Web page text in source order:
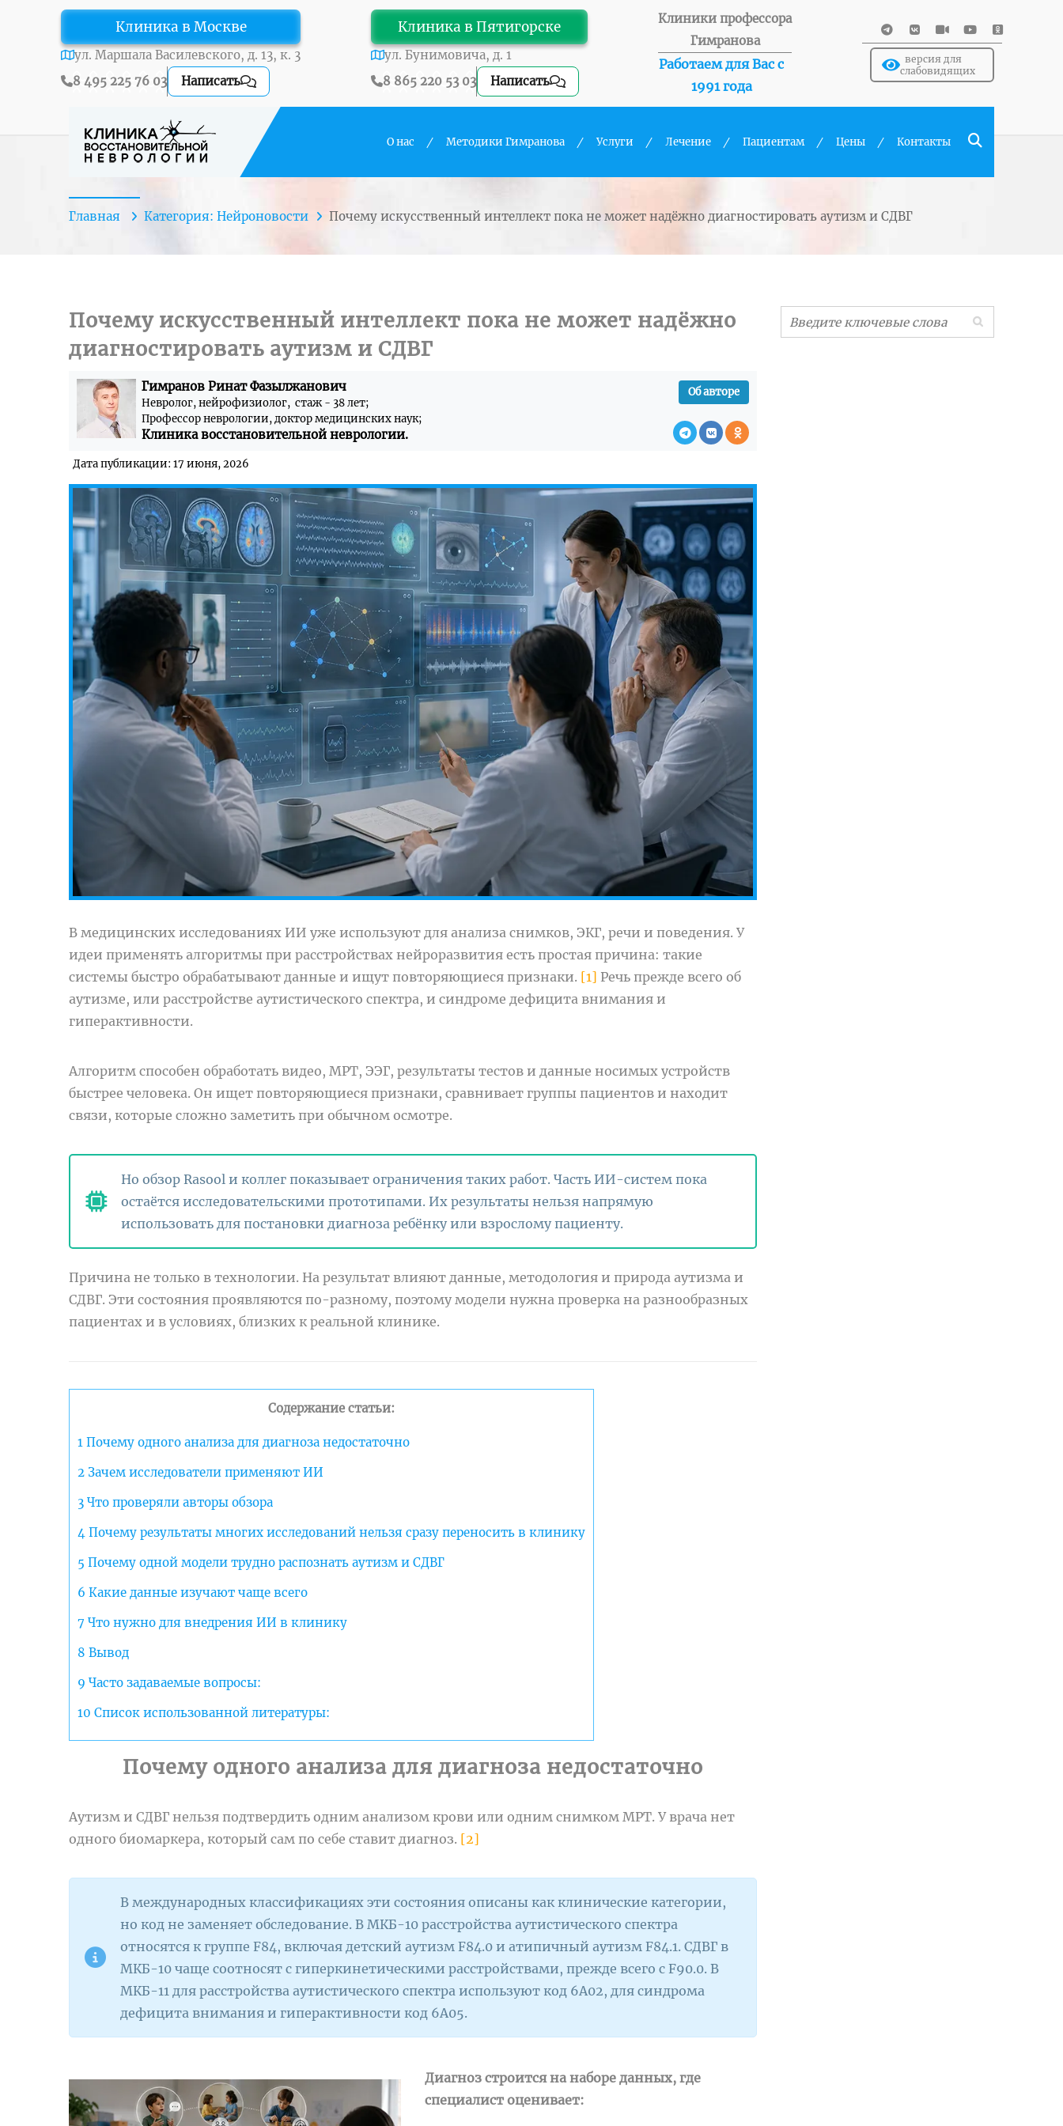
Клиника в Москве
ул. Маршала Василевского, д. 13, к. 3
8 495 225 76 03
Написать
Клиника в Пятигорске
ул. Бунимовича, д. 1
8 865 220 53 03
Написать
Клиники профессора
Гимранова
Работаем для Вас с
1991 года
версия для
слабовидящих
О нас Методики Гимранова Услуги Лечение Пациентам Цены Контакты
Главная Категория: Нейроновости Почему искусственный интеллект пока не может надёжно диагностировать аутизм и СДВГ
Почему искусственный интеллект пока не может надёжно
диагностировать аутизм и СДВГ
Гимранов Ринат Фазылжанович
Невролог, нейрофизиолог, стаж - 38 лет;
Профессор неврологии, доктор медицинских наук;
Клиника восстановительной неврологии.
Об авторе
Дата публикации: 17 июня, 2026
В медицинских исследованиях ИИ уже используют для анализа снимков, ЭКГ, речи и поведения. У
идеи применять алгоритмы при расстройствах нейроразвития есть простая причина: такие
системы быстро обрабатывают данные и ищут повторяющиеся признаки. [1] Речь прежде всего об
аутизме, или расстройстве аутистического спектра, и синдроме дефицита внимания и
гиперактивности.
Алгоритм способен обработать видео, МРТ, ЭЭГ, результаты тестов и данные носимых устройств
быстрее человека. Он ищет повторяющиеся признаки, сравнивает группы пациентов и находит
связи, которые сложно заметить при обычном осмотре.
Но обзор Rasool и коллег показывает ограничения таких работ. Часть ИИ-систем пока
остаётся исследовательскими прототипами. Их результаты нельзя напрямую
использовать для постановки диагноза ребёнку или взрослому пациенту.
Причина не только в технологии. На результат влияют данные, методология и природа аутизма и
СДВГ. Эти состояния проявляются по-разному, поэтому модели нужна проверка на разнообразных
пациентах и в условиях, близких к реальной клинике.
Содержание статьи:
1 Почему одного анализа для диагноза недостаточно
2 Зачем исследователи применяют ИИ
3 Что проверяли авторы обзора
4 Почему результаты многих исследований нельзя сразу переносить в клинику
5 Почему одной модели трудно распознать аутизм и СДВГ
6 Какие данные изучают чаще всего
7 Что нужно для внедрения ИИ в клинику
8 Вывод
9 Часто задаваемые вопросы:
10 Список использованной литературы:
Почему одного анализа для диагноза недостаточно
Аутизм и СДВГ нельзя подтвердить одним анализом крови или одним снимком МРТ. У врача нет
одного биомаркера, который сам по себе ставит диагноз. [2]
В международных классификациях эти состояния описаны как клинические категории,
но код не заменяет обследование. В МКБ-10 расстройства аутистического спектра
относятся к группе F84, включая детский аутизм F84.0 и атипичный аутизм F84.1. СДВГ в
МКБ-10 чаще соотносят с гиперкинетическими расстройствами, прежде всего с F90.0. В
МКБ-11 для расстройства аутистического спектра используют код 6A02, для синдрома
дефицита внимания и гиперактивности код 6A05.
Диагноз строится на наборе данных, где
специалист оценивает: